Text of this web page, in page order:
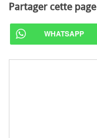
Partager cette page
WHATSAPP